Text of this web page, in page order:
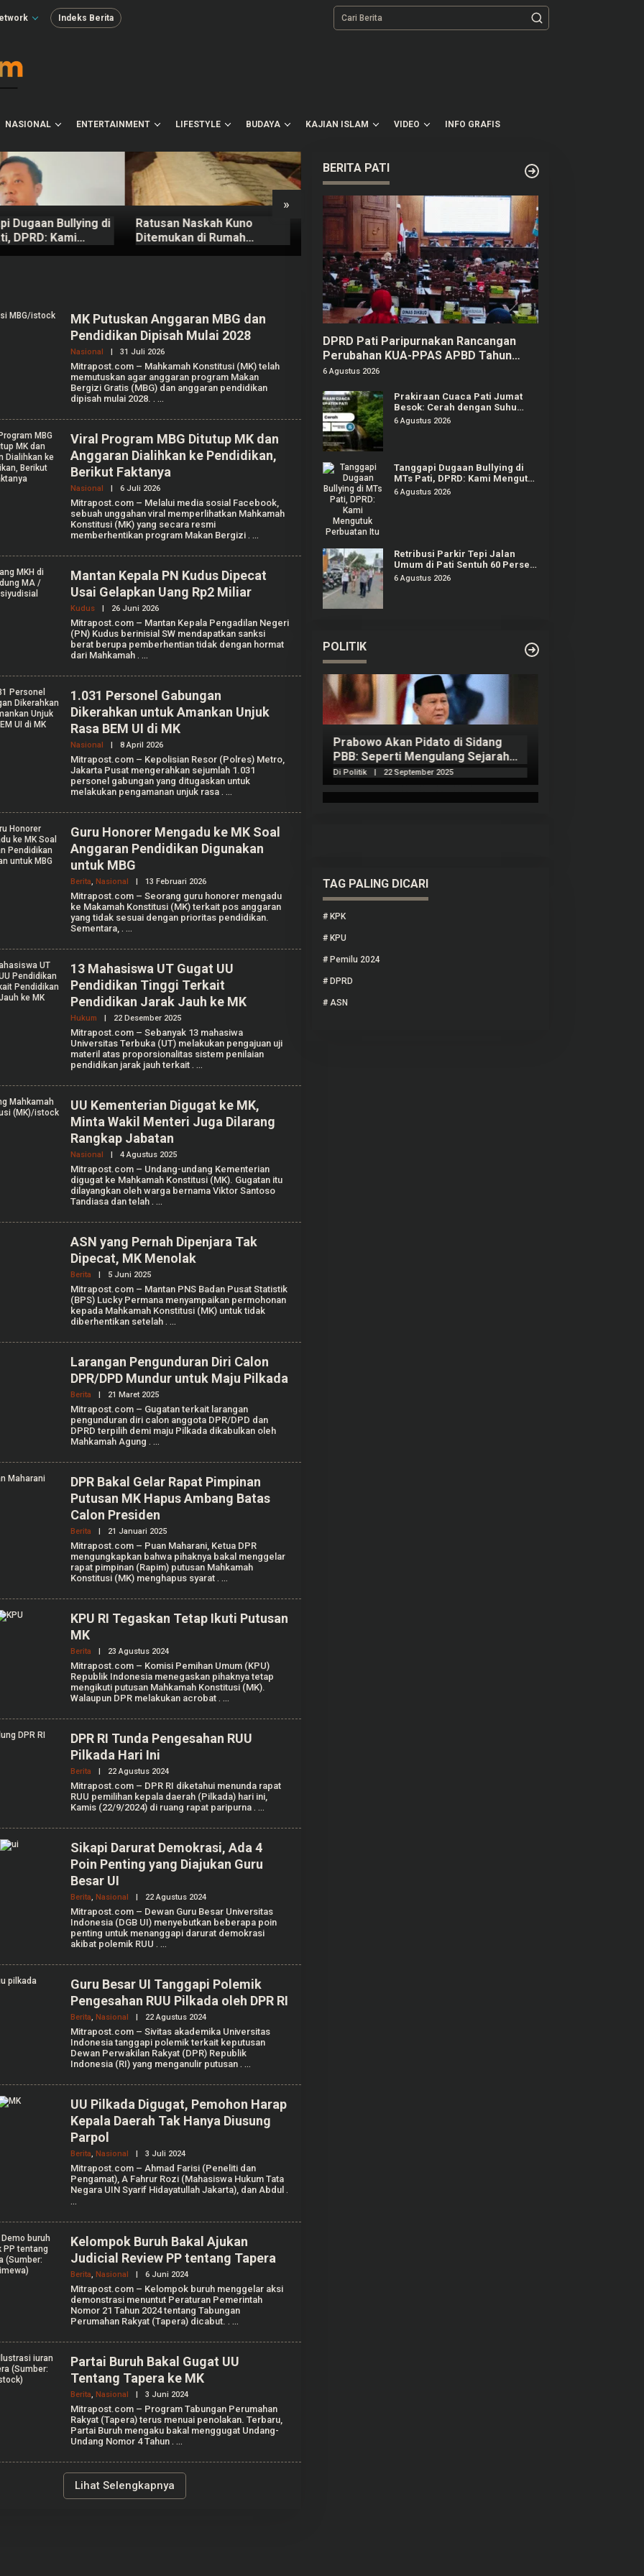
Indeks Berita
NASIONAL ENTERTAINMENT LIFESTYLE BUDAYA KAJIAN ISLAM VIDEO INFO GRAFIS
»
Dugaan Bullying di
DPRD: Kami
Ratusan Naskah Kuno
Ditemukan di Rumah
2 Pelaku Perampokan
Nasabah Bank di Cibitung
Bekasi Masih Diburu Polisi
497 Pemda Akan Dapat
Anggaran Rp20,5 T untuk
Bayar Gaji ASN Daerah
MK Putuskan Anggaran MBG dan
Pendidikan Dipisah Mulai 2028
Nasional 31 Juli 2026O
L
E
H
A
I
A
N
T
I
K
A
L
E
N
Mitrapost.com – Mahkamah Konstitusi (MK) telah
memutuskan agar anggaran program Makan
Bergizi Gratis (MBG) dan anggaran pendidikan
dipisah mulai 2028. .
Viral Program MBG Ditutup MK dan
Anggaran Dialihkan ke Pendidikan,
Berikut Faktanya
Nasional 6 Juli 2026O
L
E
H
A
U
I
A
A
N
I
S
A
P
U
Mitrapost.com – Melalui media sosial Facebook,
sebuah unggahan viral memperlihatkan Mahkamah
Konstitusi (MK) yang secara resmi
memberhentikan program Makan Bergizi .
Mantan Kepala PN Kudus Dipecat
Usai Gelapkan Uang Rp2 Miliar
Kudus 26 Juni 2026O
E
H
A
I
N
T
I
F
A
L
L
E
Mitrapost.com – Mantan Kepala Pengadilan Negeri
(PN) Kudus berinisial SW mendapatkan sanksi
berat berupa pemberhentian tidak dengan hormat
dari Mahkamah .
1.031 Personel Gabungan
Dikerahkan untuk Amankan Unjuk
Rasa BEM UI di MK
Nasional 8 April 2026O
E
H
A
U
I
A
A
N
I
A
P
U
T
Mitrapost.com – Kepolisian Resor (Polres) Metro,
Jakarta Pusat mengerahkan sejumlah 1.031
personel gabungan yang ditugaskan untuk
melakukan pengamanan unjuk rasa .
Guru Honorer Mengadu ke MK Soal
Anggaran Pendidikan Digunakan
untuk MBG
Berita, Nasional 13 Februari 2026O
L
E
H
A
S
A
G
U
S
Mitrapost.com – Seorang guru honorer mengadu
ke Makamah Konstitusi (MK) terkait pos anggaran
yang tidak sesuai dengan prioritas pendidikan.
Sementara, .
13 Mahasiswa UT Gugat UU
Pendidikan Tinggi Terkait
Pendidikan Jarak Jauh ke MK
Hukum 22 Desember 2025O
L
E
H
A
U
I
A
N
I
P
U
T
Mitrapost.com – Sebanyak 13 mahasiwa
Universitas Terbuka (UT) melakukan pengajuan uji
materil atas proporsionalitas sistem penilaian
pendidikan jarak jauh terkait .
UU Kementerian Digugat ke MK,
Minta Wakil Menteri Juga Dilarang
Rangkap Jabatan
Nasional 4 Agustus 2025O
E
H
A
I
A
N
T
A
A
L
Mitrapost.com – Undang-undang Kementerian
digugat ke Mahkamah Konstitusi (MK). Gugatan itu
dilayangkan oleh warga bernama Viktor Santoso
Tandiasa dan telah .
ASN yang Pernah Dipenjara Tak
Dipecat, MK Menolak
Berita 5 Juni 2025O
L
E
H
R
E
A
S
I
Mitrapost.com – Mantan PNS Badan Pusat Statistik
(BPS) Lucky Permana menyampaikan permohonan
kepada Mahkamah Konstitusi (MK) untuk tidak
diberhentikan setelah .
Larangan Pengunduran Diri Calon
DPR/DPD Mundur untuk Maju Pilkada
Berita 21 Maret 2025O
E
H
E
R
K
C
H
A
I
U
N
Mitrapost.com – Gugatan terkait larangan
pengunduran diri calon anggota DPR/DPD dan
DPRD terpilih demi maju Pilkada dikabulkan oleh
Mahkamah Agung .
DPR Bakal Gelar Rapat Pimpinan
Putusan MK Hapus Ambang Batas
Calon Presiden
Berita 21 Januari 2025O
E
H
R
E
A
S
Mitrapost.com – Puan Maharani, Ketua DPR
mengungkapkan bahwa pihaknya bakal menggelar
rapat pimpinan (Rapim) putusan Mahkamah
Konstitusi (MK) menghapus syarat .
KPU RI Tegaskan Tetap Ikuti Putusan
MK
Berita 23 Agustus 2024O
E
H
R
E
A
S
Mitrapost.com – Komisi Pemihan Umum (KPU)
Republik Indonesia menegaskan pihaknya tetap
mengikuti putusan Mahkamah Konstitusi (MK).
Walaupun DPR melakukan acrobat .
DPR RI Tunda Pengesahan RUU
Pilkada Hari Ini
Berita 22 Agustus 2024O
L
E
H
R
K
S
I
Mitrapost.com – DPR RI diketahui menunda rapat
RUU pemilihan kepala daerah (Pilkada) hari ini,
Kamis (22/9/2024) di ruang rapat paripurna .
Sikapi Darurat Demokrasi, Ada 4
Poin Penting yang Diajukan Guru
Besar UI
Berita, Nasional 22 Agustus 2024O
E
H
R
A
K
S
I
Mitrapost.com – Dewan Guru Besar Universitas
Indonesia (DGB UI) menyebutkan beberapa poin
penting untuk menanggapi darurat demokrasi
akibat polemik RUU .
Guru Besar UI Tanggapi Polemik
Pengesahan RUU Pilkada oleh DPR RI
Berita, Nasional 22 Agustus 2024O
E
H
R
E
A
S
I
Mitrapost.com – Sivitas akademika Universitas
Indonesia tanggapi polemik terkait keputusan
Dewan Perwakilan Rakyat (DPR) Republik
Indonesia (RI) yang menganulir putusan .
UU Pilkada Digugat, Pemohon Harap
Kepala Daerah Tak Hanya Diusung
Parpol
Berita, Nasional 3 Juli 2024O
E
H
R
A
K
S
I
Mitrapost.com – Ahmad Farisi (Peneliti dan
Pengamat), A Fahrur Rozi (Mahasiswa Hukum Tata
Negara UIN Syarif Hidayatullah Jakarta), dan Abdul .
Kelompok Buruh Bakal Ajukan
Judicial Review PP tentang Tapera
Berita, Nasional 6 Juni 2024O
E
H
R
E
A
K
S
I
Mitrapost.com – Kelompok buruh menggelar aksi
demonstrasi menuntut Peraturan Pemerintah
Nomor 21 Tahun 2024 tentang Tabungan
Perumahan Rakyat (Tapera) dicabut. .
Partai Buruh Bakal Gugat UU
Tentang Tapera ke MK
Berita, Nasional 3 Juni 2024O
L
E
H
R
A
Mitrapost.com – Program Tabungan Perumahan
Rakyat (Tapera) terus menuai penolakan. Terbaru,
Partai Buruh mengaku bakal menggugat Undang-
Undang Nomor 4 Tahun .
Lihat Selengkapnya
BERITA PATI
DPRD Pati Paripurnakan Rancangan
Perubahan KUA-PPAS APBD Tahun
2026
6 Agustus 2026
Prakiraan Cuaca Pati Jumat
Besok: Cerah dengan Suhu
Capai 31 °C
6 Agustus 2026
Tanggapi Dugaan Bullying di
MTs Pati, DPRD: Kami Mengutuk
Perbuatan Itu
6 Agustus 2026
Retribusi Parkir Tepi Jalan
Umum di Pati Sentuh 60 Persen
dari Target Rp625 Juta
6 Agustus 2026
POLITIK
Gerindra Tuding Ketua Pansus ‘Ada
Main’ dengan Masyarakat Pati
Bersatu
Di Pati, Politik | 25 September 2025
Prabowo Akan Pidato di Sidang
PBB: Seperti Mengulang Sejarah
Sang Ayah
Di Politik | 22 September 2025
TAG PALING DICARI
# KPK
# KPU
# Pemilu 2024
# DPRD
# ASN